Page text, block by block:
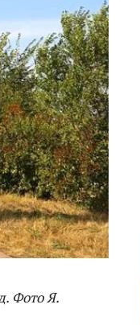
Фото Я.